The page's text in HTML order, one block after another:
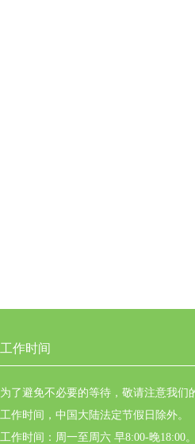
工作时间
为了避免不必要的等待，敬请注意我们
工作时间，中国大陆法定节假日除外。
工作时间：周一至周六 早8:00-晚18:00